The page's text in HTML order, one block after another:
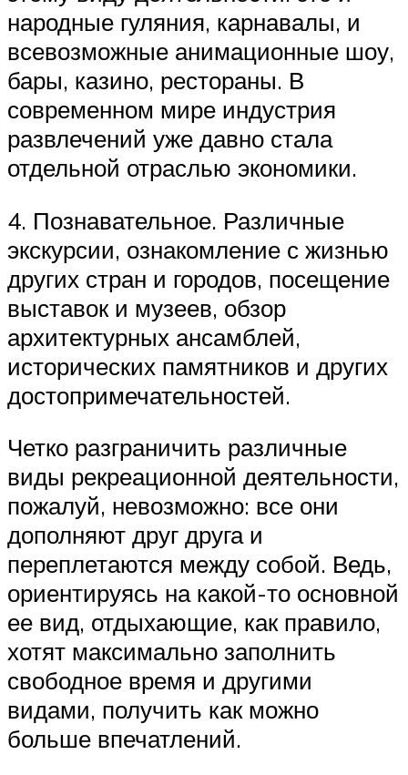
народные гуляния, карнавалы, и
всевозможные анимационные шоу,
бары, казино, рестораны. В
современном мире индустрия
развлечений уже давно стала
отдельной отраслью экономики.
4. Познавательное. Различные
экскурсии, ознакомление с жизнью
других стран и городов, посещение
выставок и музеев, обзор
архитектурных ансамблей,
исторических памятников и других
достопримечательностей.
Четко разграничить различные
виды рекреационной деятельности,
пожалуй, невозможно: все они
дополняют друг друга и
переплетаются между собой. Ведь,
ориентируясь на какой-то основной
ее вид, отдыхающие, как правило,
хотят максимально заполнить
свободное время и другими
видами, получить как можно
больше впечатлений.